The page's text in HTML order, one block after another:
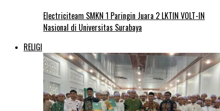
Electriciteam SMKN 1 Paringin Juara 2 LKTIN VOLT-IN
Nasional di Universitas Surabaya
RELIGI